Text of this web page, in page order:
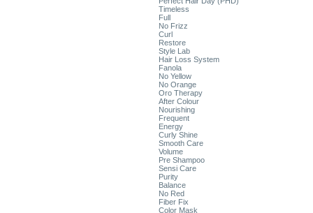
Timeless
Full
No Frizz
Curl
Restore
Style Lab
Hair Loss System
Fanola
No Yellow
No Orange
Oro Therapy
After Colour
Nourishing
Frequent
Energy
Curly Shine
Smooth Care
Volume
Pre Shampoo
Sensi Care
Purity
Balance
No Red
Fiber Fix
Color Mask